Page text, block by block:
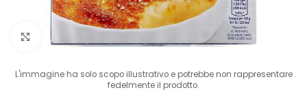
L'immagine ha solo scopo illustrativo e potrebbe non rappresentare
fedelmente il prodotto.